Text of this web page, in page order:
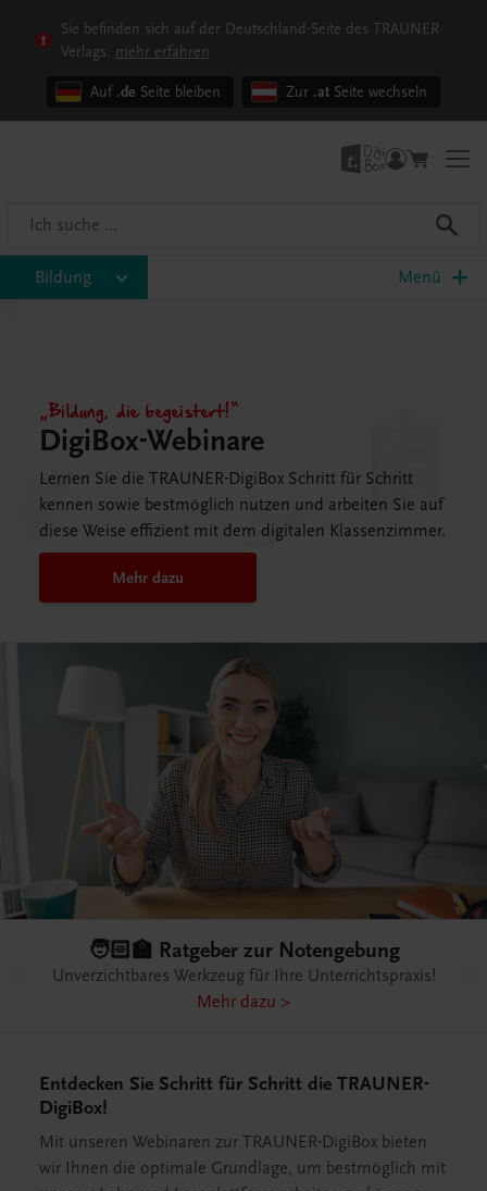
Sie befinden sich auf der Deutschland-Seite des TRAUNER
Verlags. mehr erfahren
Auf .de Seite bleiben Zur .at Seite wechseln
Bildung Menü
„Bildung, die begeistert!“
DigiBox-Webinare
Lernen Sie die TRAUNER-DigiBox Schritt für Schritt
kennen sowie bestmöglich nutzen und arbeiten Sie auf
diese Weise effizient mit dem digitalen Klassenzimmer.
Mehr dazu
🧑🏻‍🏫 Ratgeber zur Notengebung
Unverzichtbares Werkzeug für Ihre Unterrichtspraxis!
Mehr dazu >
Entdecken Sie Schritt für Schritt die TRAUNER-
DigiBox!
Mit unseren Webinaren zur TRAUNER-DigiBox bieten
wir Ihnen die optimale Grundlage, um bestmöglich mit